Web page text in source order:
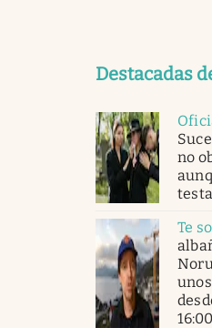
Destacadas
no
Te